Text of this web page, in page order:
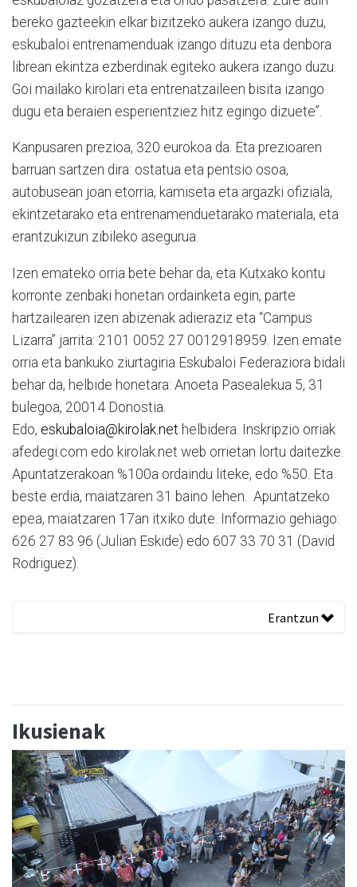
bereko gazteekin elkar bizitzeko aukera izango duzu,
eskubaloi entrenamenduak izango dituzu eta denbora
librean ekintza ezberdinak egiteko aukera izango duzu.
Goi mailako kirolari eta entrenatzaileen bisita izango
dugu eta beraien esperientziez hitz egingo dizuete”.
Kanpusaren prezioa, 320 eurokoa da. Eta prezioaren
barruan sartzen dira: ostatua eta pentsio osoa,
autobusean joan etorria, kamiseta eta argazki ofiziala,
ekintzetarako eta entrenamenduetarako materiala, eta
erantzukizun zibileko asegurua.
Izen emateko orria bete behar da, eta Kutxako kontu
korronte zenbaki honetan ordainketa egin, parte
hartzailearen izen abizenak adieraziz eta “Campus
Lizarra” jarrita: 2101 0052 27 0012918959. Izen emate
orria eta bankuko ziurtagiria Eskubaloi Federaziora bidali
behar da, helbide honetara: Anoeta Pasealekua 5, 31
bulegoa, 20014 Donostia.
Edo, eskubaloia@kirolak.net helbidera. Inskripzio orriak
afedegi.com edo kirolak.net web orrietan lortu daitezke.
Apuntatzerakoan %100a ordaindu liteke, edo %50. Eta
beste erdia, maiatzaren 31 baino lehen. Apuntatzeko
epea, maiatzaren 17an itxiko dute. Informazio gehiago:
626 27 83 96 (Julian Eskide) edo 607 33 70 31 (David
Rodriguez).
Erantzun
Ikusienak